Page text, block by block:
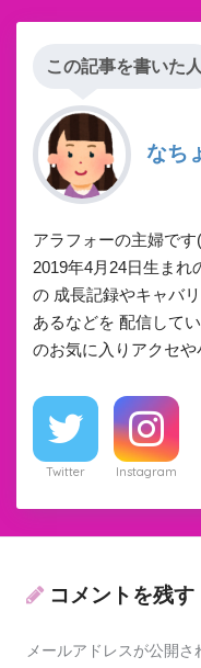
この記事を書いた人
なち
アラフォーの主婦です
2019年4月24日生まれ
の 成長記録やキャバ
あるなどを 配信して
のお気に入りアクセや
Twitter Instagram
コメントを残す
メールアドレスが公開さ